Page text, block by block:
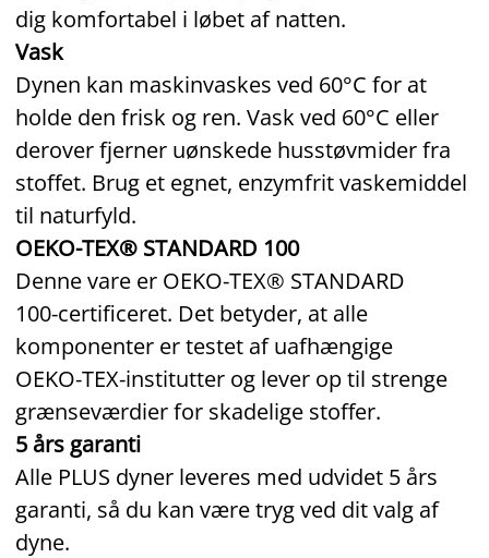
dig komfortabel i løbet af natten.
Vask
Dynen kan maskinvaskes ved 60°C for at
holde den frisk og ren. Vask ved 60°C eller
derover fjerner uønskede husstøvmider fra
stoffet. Brug et egnet, enzymfrit vaskemiddel
til naturfyld.
OEKO-TEX® STANDARD 100
Denne vare er OEKO‑TEX® STANDARD
100‑certificeret. Det betyder, at alle
komponenter er testet af uafhængige
OEKO‑TEX‑institutter og lever op til strenge
grænseværdier for skadelige stoffer.
5 års garanti
Alle PLUS dyner leveres med udvidet 5 års
garanti, så du kan være tryg ved dit valg af
dyne.